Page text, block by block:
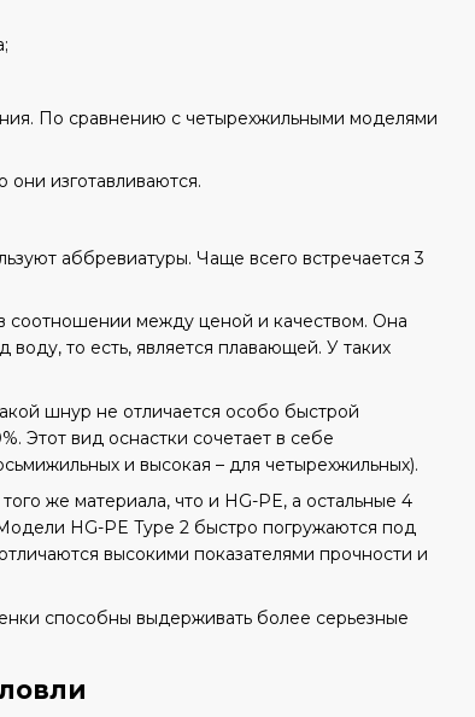
По сравнению с четырехжильными моделями
изготавливаются.
аббревиатуры. Чаще всего встречается 3
соотношении между ценой и качеством. Она
то есть, является плавающей. У таких
шнур не отличается особо быстрой
Этот вид оснастки сочетает в себе
и высокая – для четырехжильных).
же материала, что и HG-PE, а остальные 4
HG-PE Type 2 быстро погружаются под
высокими показателями прочности и
способны выдерживать более серьезные